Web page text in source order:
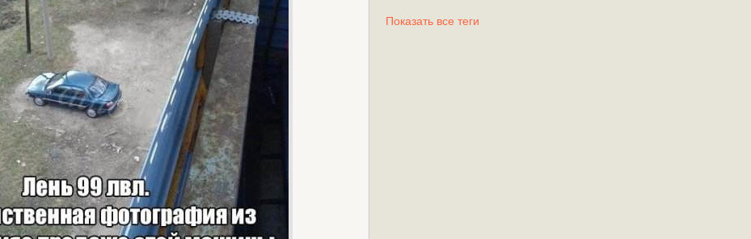
Показать все теги